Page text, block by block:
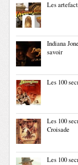
Les
Indiana
savoir
Les 100
Les 100
Croisade
Les 100